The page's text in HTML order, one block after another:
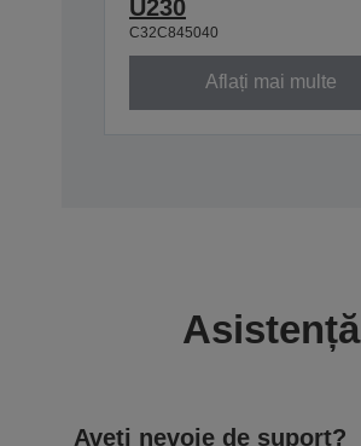
U230
C32C845040
Aflați mai multe
Asistență
Aveți nevoie de suport?